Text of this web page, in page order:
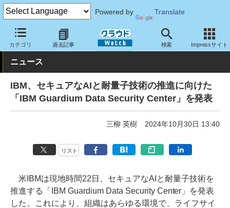
Powered by Translate
カテゴリ 過去記事 検索 Impressサイト
クラウド Watch セキュリティ セキュリティソフト
ニュース
IBM、セキュアなAIと耐量子技術の推進に向けた
「IBM Guardium Data Security Center」を発表
三柳 英樹 2024年10月30日 13:40
リスト
米IBMは現地時間22日、セキュアなAIと耐量子技術を
推進する「IBM Guardium Data Security Center」を発表
した。これにより、組織はあらゆる環境で、ライフサイ